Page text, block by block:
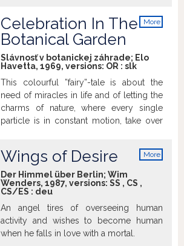
More
Celebration In The
Botanical Garden
Slávnosť v botanickej záhrade; Elo
Havetta, 1969, versions: OR : slk
This colourful ”fairy”-tale is about the
need of miracles in life and of letting the
charms of nature, where every single
particle is in constant motion, take over
Pierre. Mária, a tavern-keeper tries again
and again to lead Pišta, the father of her
eight daughters, to the wedding altar.
Pierre by his arrival disturbs the peace of
the wine-growing village of Bábindol but
at the same time he shows its inhabitants
how to really enjoy life.
More
Wings of Desire
Der Himmel über Berlin; Wim
Wenders, 1987, versions: SS , CS ,
CS/ES : deu
An angel tires of overseeing human
activity and wishes to become human
when he falls in love with a mortal.